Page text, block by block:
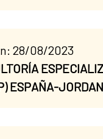
28/08/2023
ESPAÑA-